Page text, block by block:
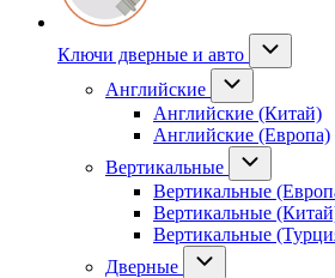
Ключи дверные и авто
Английские
Английские (Китай)
Английские (Европа)
Вертикальные
Вертикальные
Вертикальные
Вертикальные
Дверные